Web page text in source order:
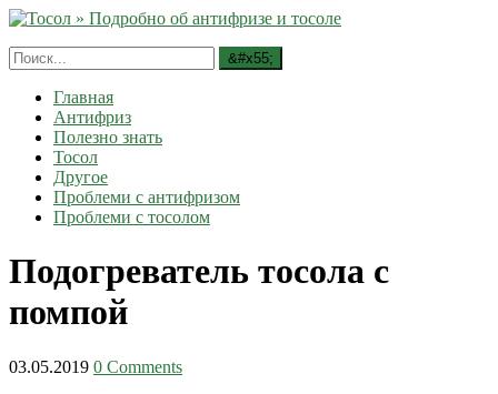
Главная
Антифриз
Полезно знать
Тосол
Другое
Проблеми с антифризом
Проблеми с тосолом
Подогреватель тосола с
помпой
03.05.2019 0 Comments